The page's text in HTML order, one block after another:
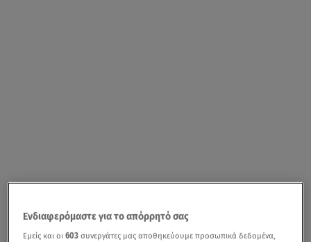
Ενδιαφερόμαστε για το απόρρητό σας
Εμείς και οι603 συνεργάτες μας αποθηκεύουμε προσωπικά δεδομένα,